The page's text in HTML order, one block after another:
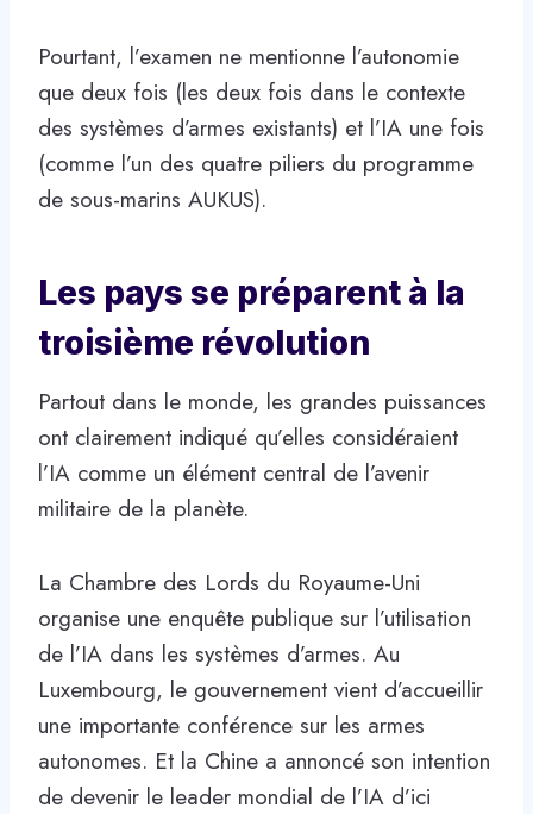
Pourtant, l’examen ne mentionne l’autonomie
que deux fois (les deux fois dans le contexte
des systèmes d’armes existants) et l’IA une fois
(comme l’un des quatre piliers du programme
de sous-marins AUKUS).
Les pays se préparent à la
troisième révolution
Partout dans le monde, les grandes puissances
ont clairement indiqué qu’elles considéraient
l’IA comme un élément central de l’avenir
militaire de la planète.
La Chambre des Lords du Royaume-Uni
organise une enquête publique sur l’utilisation
de l’IA dans les systèmes d’armes. Au
Luxembourg, le gouvernement vient d’accueillir
une importante conférence sur les armes
autonomes. Et la Chine a annoncé son intention
de devenir le leader mondial de l’IA d’ici